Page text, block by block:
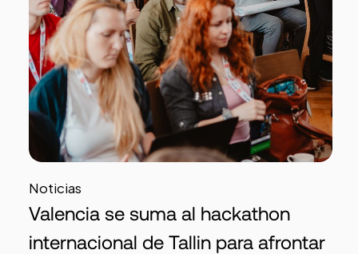
Noticias
Valencia se suma al hackathon
internacional de Tallin para afrontar